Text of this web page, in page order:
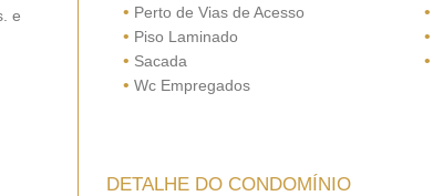
e
• Perto de Vias de Acesso •
• Piso Laminado •
• Sacada •
• Wc Empregados
DETALHE DO CONDOMÍNIO